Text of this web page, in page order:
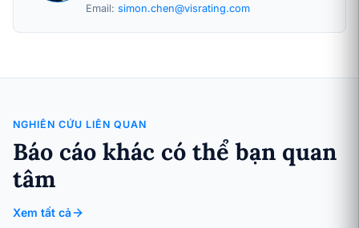
Email: simon.chen@visrating.com
NGHIÊN CỨU LIÊN QUAN
Báo cáo khác có thể bạn quan
tâm
Xem tất cả